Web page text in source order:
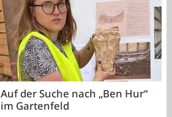
Auf der Suche nach „Ben Hur“
im Gartenfeld